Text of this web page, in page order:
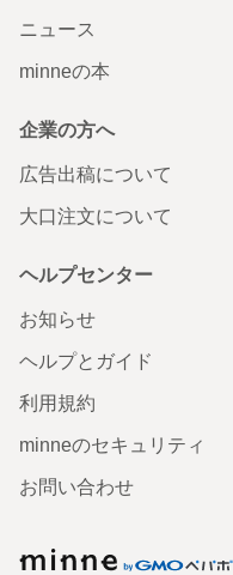
ニュース
minneの本
企業の方へ
広告出稿について
大口注文について
ヘルプセンター
お知らせ
ヘルプとガイド
利用規約
minneのセキュリティ
お問い合わせ